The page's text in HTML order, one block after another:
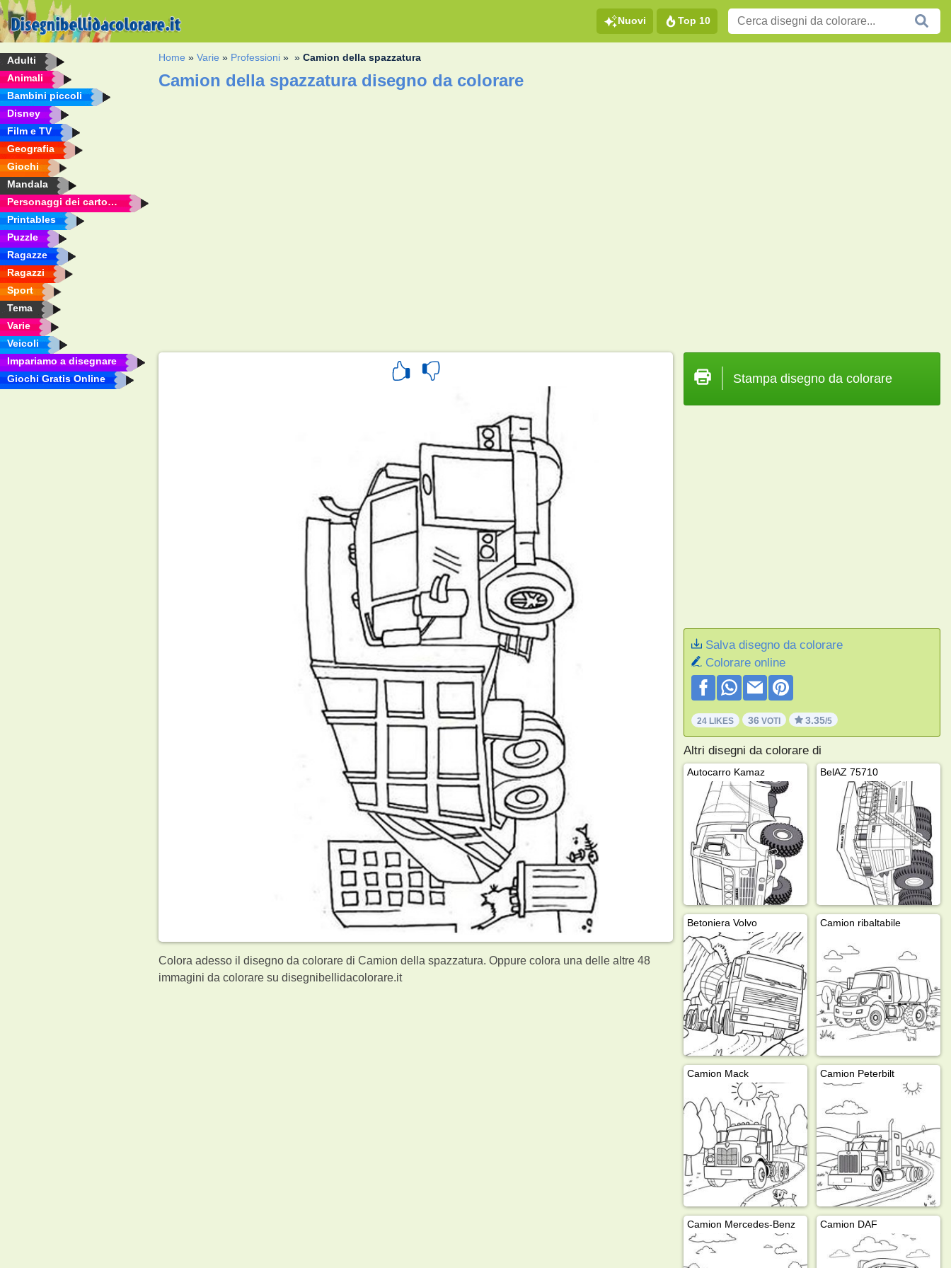
Nuovi Top 10
Adulti
Animali
Bambini piccoli
Disney
Film e TV
Geografia
Giochi
Mandala
Personaggi dei cartoni animati
Printables
Puzzle
Ragazze
Ragazzi
Sport
Tema
Varie
Veicoli
Impariamo a disegnare
Giochi Gratis Online
Home »Varie » Professioni » »Camion della spazzatura
Camion della spazzatura disegno da colorare
Colora adesso il disegno da colorare di Camion della spazzatura. Oppure colora una delle altre 48
immagini da colorare su disegnibellidacolorare.it
Stampa disegno da colorare
Salva disegno da colorare
Colorare online
24 LIKES 36VOTI 3.35/5
Altri disegni da colorare di
Autocarro Kamaz BelAZ 75710
Betoniera Volvo Camion ribaltabile
Camion Mack Camion Peterbilt
Camion Mercedes-Benz Camion DAF